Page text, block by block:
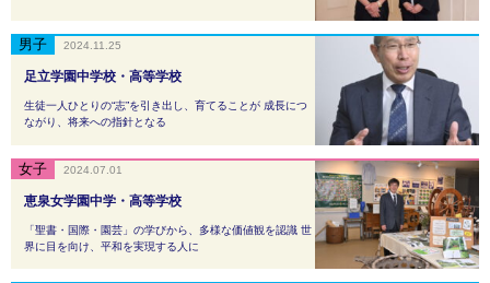
足立学園中学校・高等学校
生徒一人ひとりの“志”を引き出し、育てることが 成長につ
ながり、将来への指針となる
2024.11.25
恵泉女学園中学・高等学校
「聖書・国際・園芸」の学びから、多様な価値観を認識 世
界に目を向け、平和を実現する人に
2024.07.01